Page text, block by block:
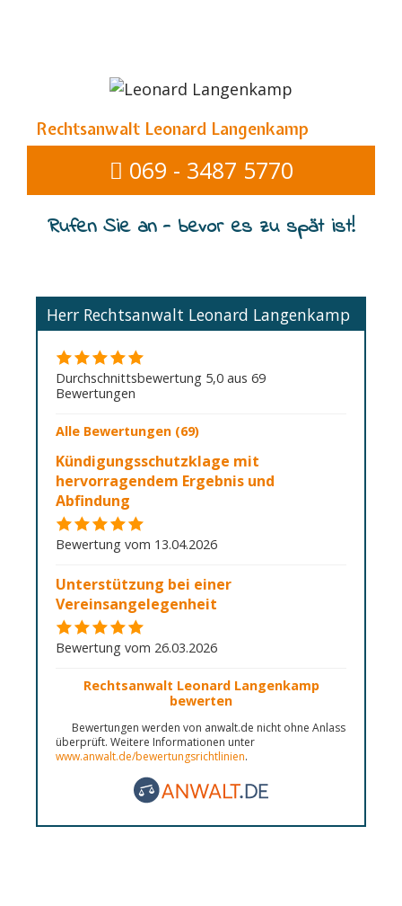
Rechtsanwalt Leonard Langenkamp
069 - 3487 5770
Rufen Sie an - bevor es zu spät ist!
Herr Rechtsanwalt Leonard Langenkamp
Durchschnittsbewertung 5,0 aus 69
Bewertungen
Alle Bewertungen (69)
Kündigungsschutzklage mit
hervorragendem Ergebnis und
Abfindung
Bewertung vom 13.04.2026
Unterstützung bei einer
Vereinsangelegenheit
Bewertung vom 26.03.2026
Rechtsanwalt Leonard Langenkamp
bewerten
Bewertungen werden von anwalt.de nicht ohne Anlass
überprüft. Weitere Informationen unter
www.anwalt.de/bewertungsrichtlinien.